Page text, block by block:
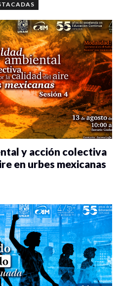
y acción colectiva
en urbes mexicanas